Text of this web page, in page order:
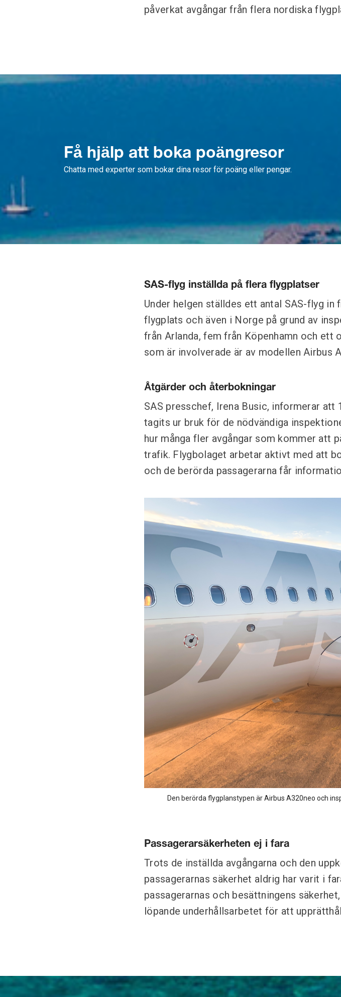
påverkat avgångar från flera nordiska
Få hjälp att boka poängresor
Chatta med experter som bokar dina resor för poäng eller pengar.
SAS-flyg inställda på flera flygplatser
Under helgen ställdes ett antal SAS-flyg in
flygplats och även i Norge på grund av
från Arlanda, fem från Köpenhamn och ett
som är involverade är av modellen Airbus
Åtgärder och återbokningar
SAS presschef, Irena Busic, informerar
tagits ur bruk för de nödvändiga
hur många fler avgångar som kommer att
trafik. Flygbolaget arbetar aktivt med att
och de berörda passagerarna får
Den berörda flygplanstypen är Airbus A320neo och
Passagerarsäkerheten ej i fara
Trots de inställda avgångarna och den
passagerarnas säkerhet aldrig har varit i
passagerarnas och besättningens
löpande underhållsarbetet för att